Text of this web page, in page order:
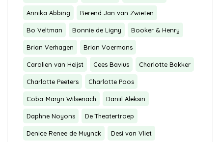
Annika Abbing Berend Jan van Zwieten
Bo Veltman Bonnie de Ligny Booker & Henry
Brian Verhagen Brian Voermans
Carolien van Heijst Cees Bavius Charlotte Bakker
Charlotte Peeters Charlotte Poos
Coba-Maryn Wilsenach Daniil Aleksin
Daphne Noyons De Theatertroep
Denice Renee de Muynck Desi van Vliet